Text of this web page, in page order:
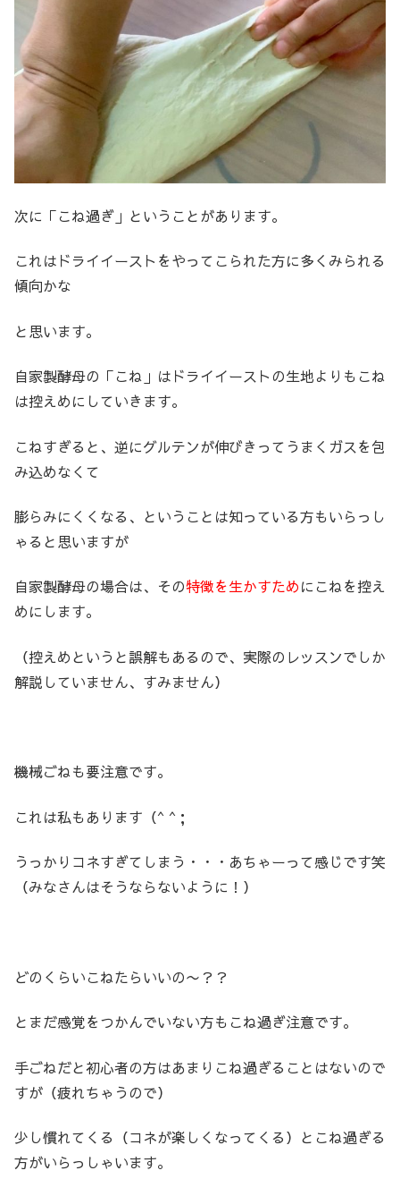
次に「こね過ぎ」ということがあります。
これはドライイーストをやってこられた方に多くみられる
傾向かな
と思います。
自家製酵母の「こね」はドライイーストの生地よりもこね
は控えめにしていきます。
こねすぎると、逆にグルテンが伸びきってうまくガスを包
み込めなくて
膨らみにくくなる、ということは知っている方もいらっし
ゃると思いますが
自家製酵母の場合は、その特徴を生かすためにこねを控え
めにします。
（控えめというと誤解もあるので、実際のレッスンでしか
解説していません、すみません）
機械ごねも要注意です。
これは私もあります（^ ^；
うっかりコネすぎてしまう・・・あちゃーって感じです笑
（みなさんはそうならないように！）
どのくらいこねたらいいの〜？？
とまだ感覚をつかんでいない方もこね過ぎ注意です。
手ごねだと初心者の方はあまりこね過ぎることはないので
すが（疲れちゃうので）
少し慣れてくる（コネが楽しくなってくる）とこね過ぎる
方がいらっしゃいます。